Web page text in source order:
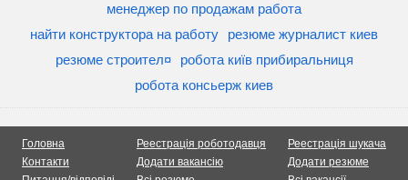
менеджер по продажам работа
найти конструктора на работу
резюме журналист киев
резюме строител¤
робота київ прибиральниця
робота консьерж киев
Головна
Контакти
Реестрація роботодавця
Додати вакансію
Реестрація шукача
Додати резюме